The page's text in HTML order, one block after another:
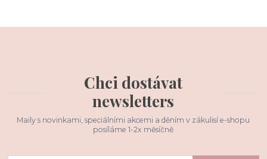
Chci dostávat
newsletters
Maily s novinkami, speciálními akcemi a děním v zákulisí e-shopu
posíláme 1-2x měsíčně